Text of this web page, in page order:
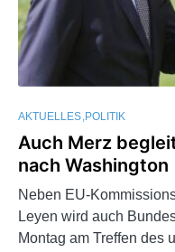
AKTUELLES POLITIK
Auch Merz
nach Washington
Neben EU-
Leyen wird auch
Montag am Treffen